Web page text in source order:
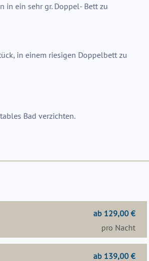
in ein sehr gr. Doppel- Bett zu
in einem riesigen Doppelbett zu
Bad verzichten.
ab 129,00 €
pro Nacht
ab 139,00 €